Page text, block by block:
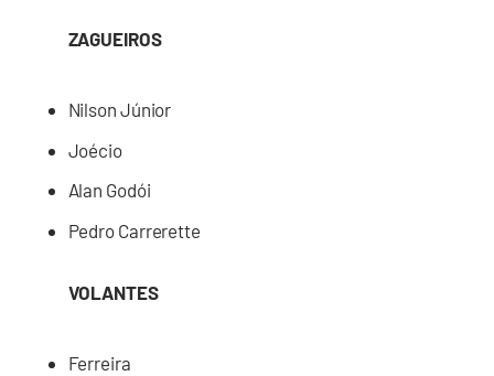
ZAGUEIROS
Nilson Júnior
Joécio
Alan Godói
Pedro Carrerette
VOLANTES
Ferreira